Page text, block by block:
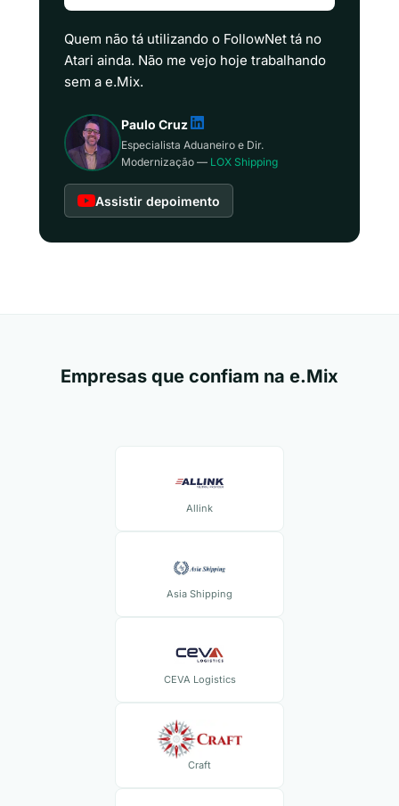
Quem não tá utilizando o FollowNet tá no
Atari ainda. Não me vejo hoje trabalhando
sem a e.Mix.
Paulo Cruz
Especialista Aduaneiro e Dir.
Modernização — LOX Shipping
Assistir depoimento
Empresas que confiam na e.Mix
Allink
Asia Shipping
CEVA Logistics
Craft